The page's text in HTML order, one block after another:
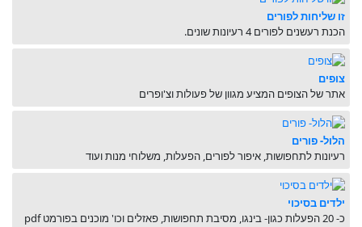
זו שליחות לפורים
הכנת רעשנים לפורים 4 רעיונות שונים.
צופים
אתר של הצופים המציע מגוון של פעולות וצ'ופרים
הלול- פורים
רעיונות לתחפושות, איפור לפורים, הפעלות, משלוחי מנות ועוד
ילדים בסיכוי
כ- 20 הפעלות כגון- בינגו, מסיבת תחפושות, פאזלים וכו' מוכנים בפורמט pdf